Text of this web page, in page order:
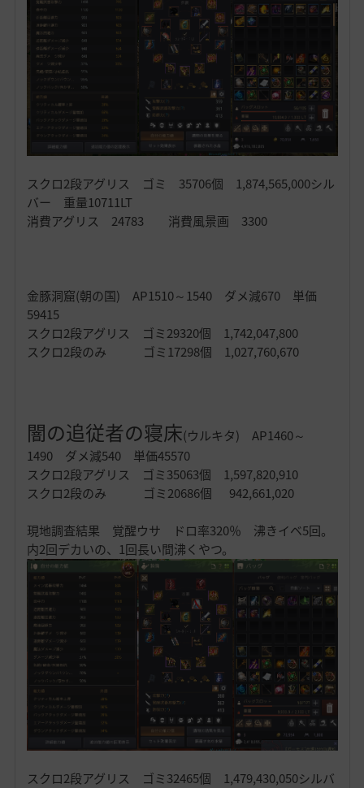
スクロ2段アグリス ゴミ 35706個 1,874,565,000シル
バー 重量10711LT
消費アグリス 24783 消費風景画 3300
金豚洞窟(朝の国) AP1510～1540 ダメ減670 単価
59415
スクロ2段アグリス ゴミ29320個 1,742,047,800
スクロ2段のみ ゴミ17298個 1,027,760,670
闇の追従者の寝床(ウルキタ) AP1460～
1490 ダメ減540 単価45570
スクロ2段アグリス ゴミ35063個 1,597,820,910
スクロ2段のみ ゴミ20686個 942,661,020
現地調査結果 覚醒ウサ ドロ率320％ 沸きイベ5回。
内2回デカいの、1回長い間沸くやつ。
スクロ2段アグリス ゴミ32465個 1,479,430,050シルバ